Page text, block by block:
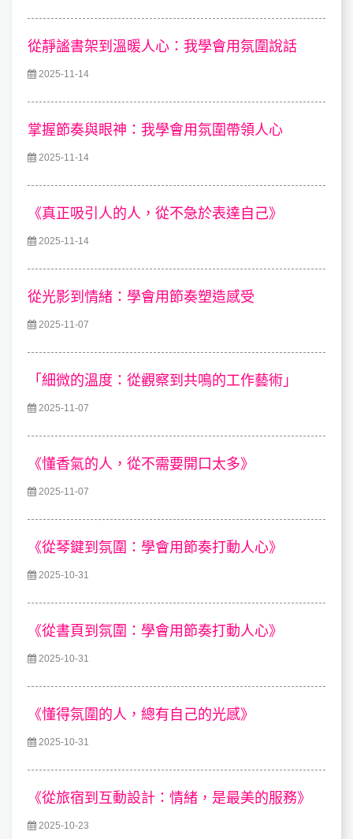
從靜謐書架到溫暖人心：我學會用氛圍說話
2025-11-14
掌握節奏與眼神：我學會用氛圍帶領人心
2025-11-14
《真正吸引人的人，從不急於表達自己》
2025-11-14
從光影到情緒：學會用節奏塑造感受
2025-11-07
「細微的溫度：從觀察到共鳴的工作藝術」
2025-11-07
《懂香氣的人，從不需要開口太多》
2025-11-07
《從琴鍵到氛圍：學會用節奏打動人心》
2025-10-31
《從書頁到氛圍：學會用節奏打動人心》
2025-10-31
《懂得氛圍的人，總有自己的光感》
2025-10-31
《從旅宿到互動設計：情緒，是最美的服務》
2025-10-23